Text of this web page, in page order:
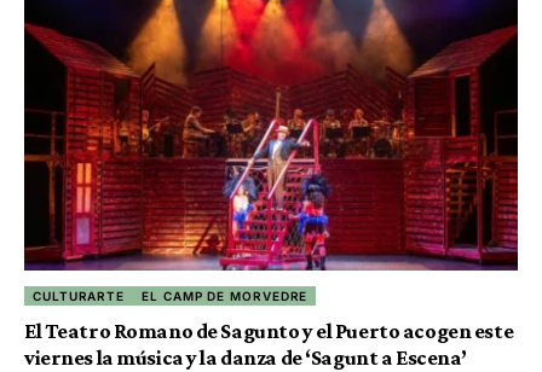
CULTURARTE EL CAMP DE MORVEDRE
El Teatro Romano de Sagunto y el Puerto acogen este
viernes la música y la danza de ‘Sagunt a Escena’